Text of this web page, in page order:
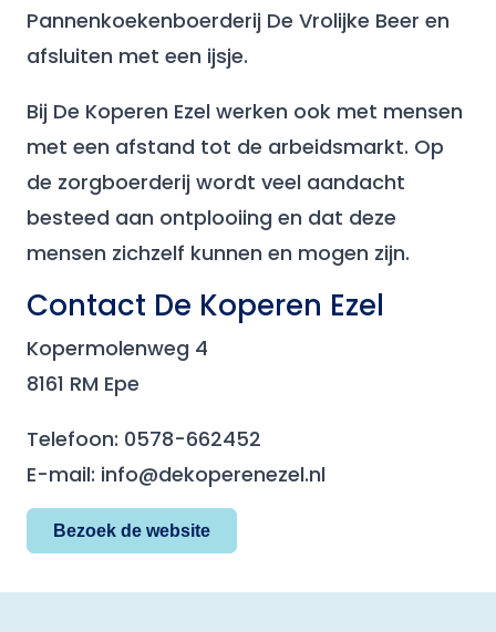
Pannenkoekenboerderij De Vrolijke Beer en
afsluiten met een ijsje.
Bij De Koperen Ezel werken ook met mensen
met een afstand tot de arbeidsmarkt. Op
de zorgboerderij wordt veel aandacht
besteed aan ontplooiing en dat deze
mensen zichzelf kunnen en mogen zijn.
Contact De Koperen Ezel
Kopermolenweg 4
8161 RM Epe
Telefoon: 0578-662452
E-mail: info@dekoperenezel.nl
Bezoek de website